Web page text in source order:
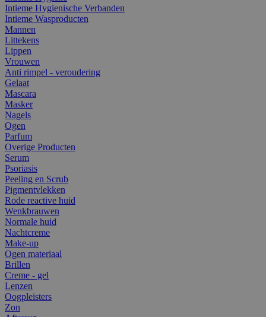
Intieme Hygienische Verbanden
Intieme Wasproducten
Mannen
Littekens
Lippen
Vrouwen
Anti rimpel - veroudering
Gelaat
Mascara
Masker
Nagels
Ogen
Parfum
Overige Producten
Serum
Psoriasis
Peeling en Scrub
Pigmentvlekken
Rode reactive huid
Wenkbrauwen
Normale huid
Nachtcreme
Make-up
Ogen materiaal
Brillen
Creme - gel
Lenzen
Oogpleisters
Zon